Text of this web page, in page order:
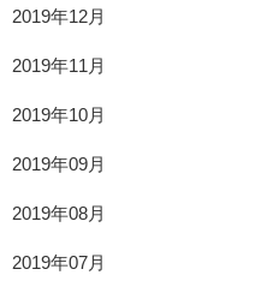
2019年12月
2019年11月
2019年10月
2019年09月
2019年08月
2019年07月